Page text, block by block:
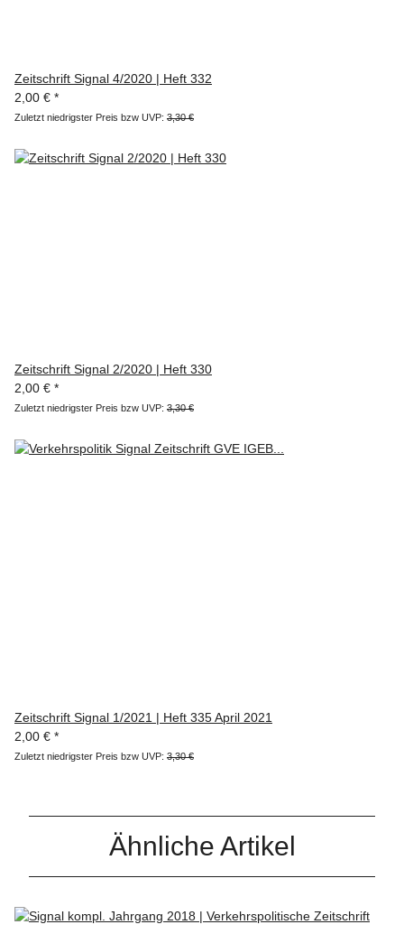
Zeitschrift Signal 4/2020 | Heft 332
2,00 € *
Zuletzt niedrigster Preis bzw UVP: 3,30 €
Zeitschrift Signal 2/2020 | Heft 330
2,00 € *
Zuletzt niedrigster Preis bzw UVP: 3,30 €
Zeitschrift Signal 1/2021 | Heft 335 April 2021
2,00 € *
Zuletzt niedrigster Preis bzw UVP: 3,30 €
Ähnliche Artikel